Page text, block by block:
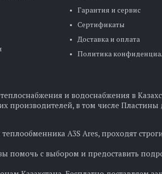
Гарантия и сервис
Сертификаты
Доставка и оплата
Политика
и водоснабжения в
в том числе Пластины
A3S Ares, проходят
помочь с выбором и предоставить